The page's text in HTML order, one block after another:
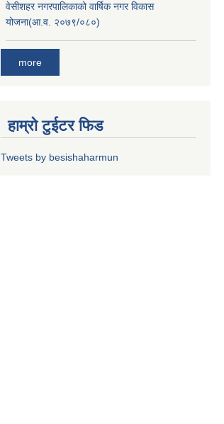
वेसीशहर नगरपालिकाको वार्षिक नगर विकास
योजना(आ.व. २०७९/०८०)
more
हाम्रो टुईटर फिड
Tweets by besishaharmun